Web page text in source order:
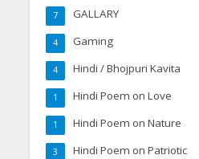
GALLARY
7
Gaming
4
Hindi / Bhojpuri Kavita
4
Hindi Poem on Love
1
Hindi Poem on Nature
1
Hindi Poem on Patriotic
3